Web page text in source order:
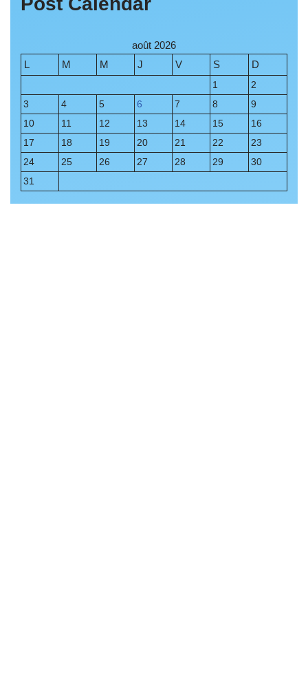
août 2026
L
M M J V S D
1
2
3
4 5 6 7 8
9
10
11 12 13 14 15
16
17
18 19 20 21 22
23
24
25 26 27 28 29
30
31